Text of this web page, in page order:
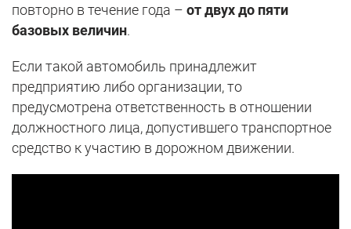
повторно в течение года – от двух до пяти
базовых величин.
Если такой автомобиль принадлежит
предприятию либо организации, то
предусмотрена ответственность в отношении
должностного лица, допустившего транспортное
средство к участию в дорожном движении.